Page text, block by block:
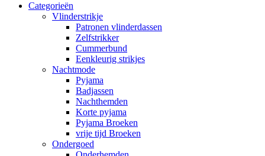
Categorieën
Vlinderstrikje
Patronen vlinderdassen
Zelfstrikker
Cummerbund
Eenkleurig strikjes
Nachtmode
Pyjama
Badjassen
Nachthemden
Korte pyjama
Pyjama Broeken
vrije tijd Broeken
Ondergoed